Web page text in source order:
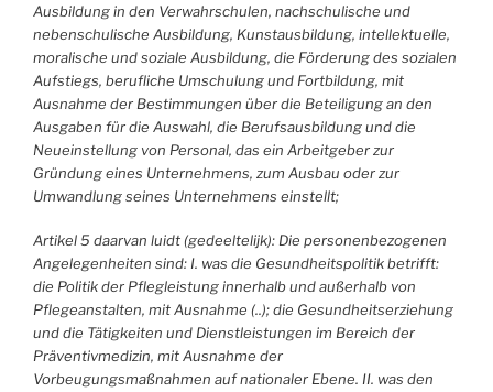
Ausbildung in den Verwahrschulen, nachschulische und
nebenschulische Ausbildung, Kunstausbildung, intellektuelle,
moralische und soziale Ausbildung, die Förderung des sozialen
Aufstiegs, berufliche Umschulung und Fortbildung, mit
Ausnahme der Bestimmungen über die Beteiligung an den
Ausgaben für die Auswahl, die Berufsausbildung und die
Neueinstellung von Personal, das ein Arbeitgeber zur
Gründung eines Unternehmens, zum Ausbau oder zur
Umwandlung seines Unternehmens einstellt;
Artikel 5 daarvan luidt (gedeeltelijk): Die personenbezogenen
Angelegenheiten sind: I. was die Gesundheitspolitik betrifft:
die Politik der Pflegleistung innerhalb und außerhalb von
Pflegeanstalten, mit Ausnahme (..); die Gesundheitserziehung
und die Tätigkeiten und Dienstleistungen im Bereich der
Präventivmedizin, mit Ausnahme der
Vorbeugungsmaßnahmen auf nationaler Ebene. II. was den